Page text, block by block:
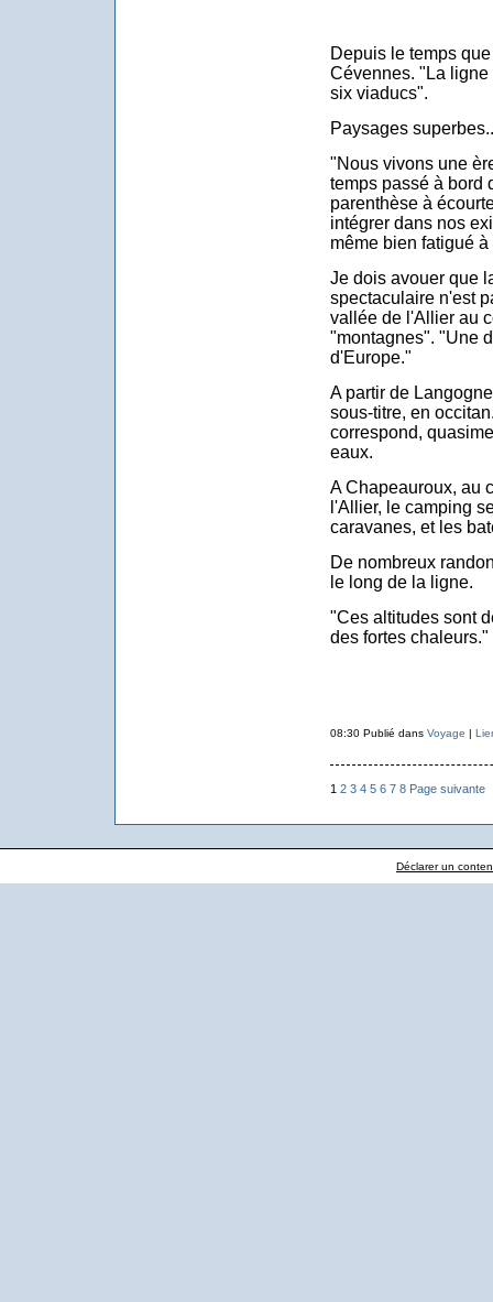
Depuis le temps
Cévennes. "La ligne
six viaducs".
Paysages
"Nous vivons une
temps passé à bord
parenthèse à
intégrer dans nos
même bien fatigué à
Je dois avouer que
spectaculaire n'est
vallée de l'Allier au
"montagnes". "Une
d'Europe."
A partir de
sous-titre, en
correspond,
eaux.
A Chapeauroux, au
l'Allier, le camping
caravanes, et les
De nombreux
le long de la ligne.
"Ces altitudes sont
des fortes chaleurs."
08:30 Publié dans Voyage |
1 2 3 4 5 6 7 8 Page suivante
Déclarer un